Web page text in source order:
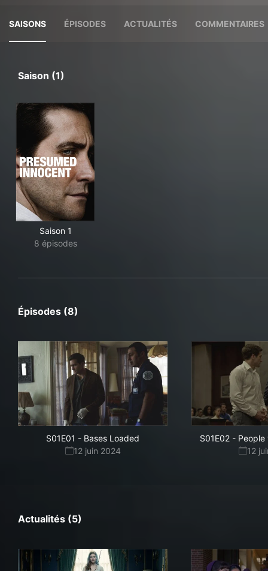
SAISONS ÉPISODES ACTUALITÉS COMMENTAIRES
Saison (1)
Saison 1
8 épisodes
Épisodes (8)
S01E01 - Bases Loaded
12 juin 2024
S01E02- People
12
Actualités (5)